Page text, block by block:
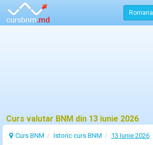
Romana
Curs valutar BNM din 13 iunie 2026
Curs BNM Istoric curs BNM 13 Iunie 2026